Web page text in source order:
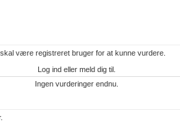
være registreret bruger for at kunne vurdere.
Log ind eller meld dig til.
Ingen vurderinger endnu.